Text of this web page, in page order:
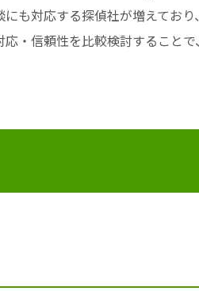
も対応する探偵社が増えてお
・信頼性を比較検討すること